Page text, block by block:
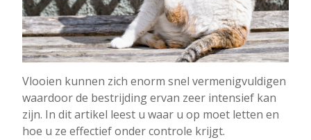
Vlooien kunnen zich enorm snel vermenigvuldigen
waardoor de bestrijding ervan zeer intensief kan
zijn. In dit artikel leest u waar u op moet letten en
hoe u ze effectief onder controle krijgt.